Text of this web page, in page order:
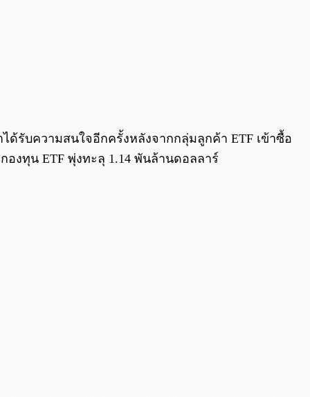
ด้รับความสนใจอีกครั้งหลังจากกลุ่มลูกค้า ETF เข้าซื้อ
งทุน ETF พุ่งทะลุ 1.14 พันล้านดอลลาร์